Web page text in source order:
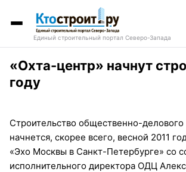
Единый строительный портал Северо-Запада
«Охта-центр» начнут
году
Строительство общественно-делового
начнется, скорее всего, весной 2011
«Эхо Москвы в Санкт-Петербурге» со
исполнительного директора ОДЦ